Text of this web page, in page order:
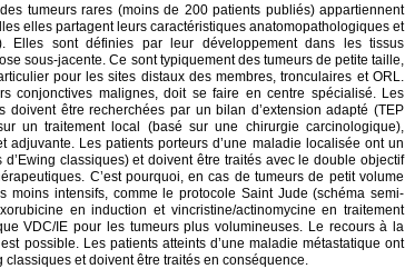
tumeurs rares (moins de 200 patients publiés) appartiennent
elles partagent leurs caractéristiques anatomopathologiques et
Elles sont définies par leur développement dans les tissus
sous-jacente. Ce sont typiquement des tumeurs de petite taille,
pour les sites distaux des membres, tronculaires et ORL.
conjonctives malignes, doit se faire en centre spécialisé. Les
être recherchées par un bilan d’extension adapté (TEP
un traitement local (basé sur une chirurgie carcinologique),
Les patients porteurs d’une maladie localisée ont un
classiques) et doivent être traités avec le double objectif
C’est pourquoi, en cas de tumeurs de petit volume
moins intensifs, comme le protocole Saint Jude (schéma semi-
en induction et vincristine/actinomycine en traitement
VDC/IE pour les tumeurs plus volumineuses. Le recours à la
possible. Les patients atteints d’une maladie métastatique ont
et doivent être traités en conséquence.